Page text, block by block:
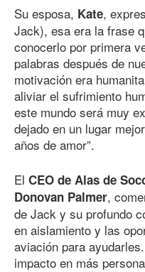
Su esposa, Kate,
Jack), esa era la frase
conocerlo por primera
palabras después de
motivación era
aliviar el sufrimiento
este mundo será muy
dejado en un lugar
años de amor”.
El CEO de Alas de
Donovan Palmer,
de Jack y su profundo
en aislamiento y las
aviación para
impacto en más